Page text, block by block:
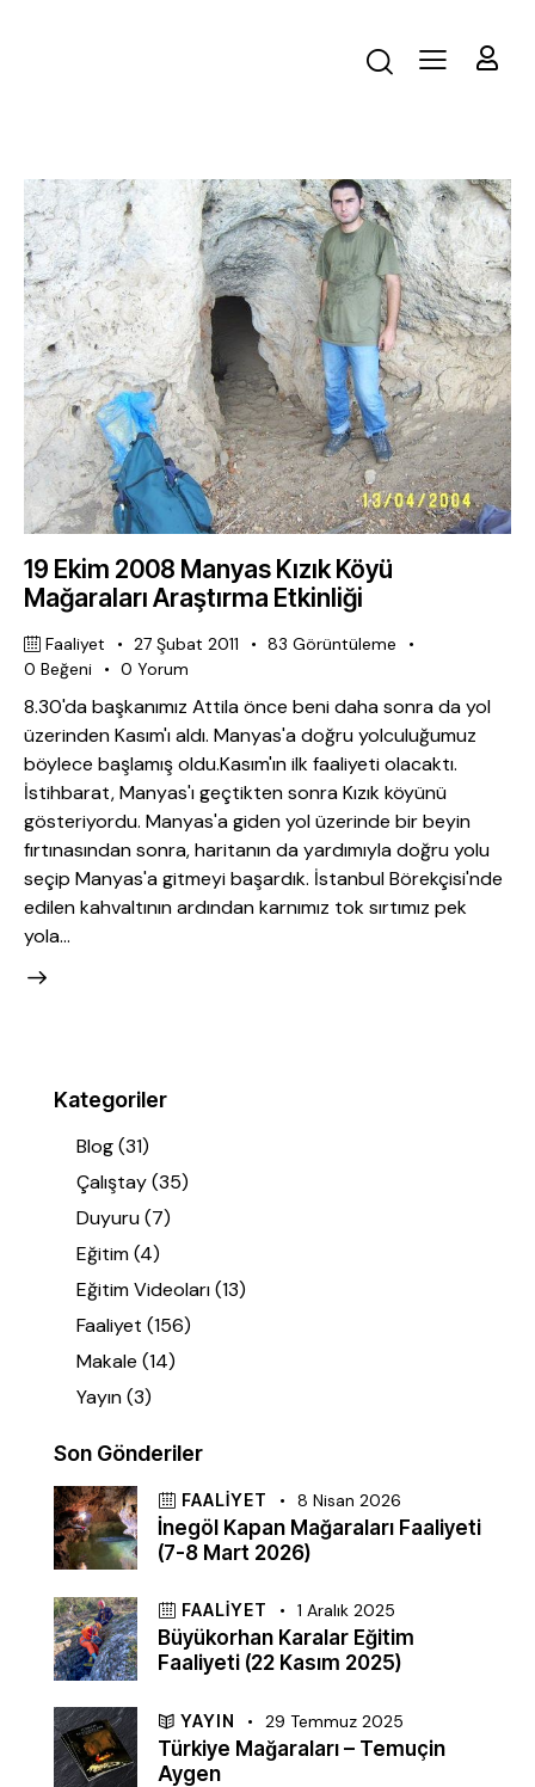
19 Ekim 2008 Manyas Kızık Köyü
Mağaraları Araştırma Etkinliği
Faaliyet 27 Şubat 2011 83 Görüntüleme
0 Beğeni 0 Yorum
8.30'da başkanımız Attila önce beni daha sonra da yol
üzerinden Kasım'ı aldı. Manyas'a doğru yolculuğumuz
böylece başlamış oldu.Kasım'ın ilk faaliyeti olacaktı.
İstihbarat, Manyas'ı geçtikten sonra Kızık köyünü
gösteriyordu. Manyas'a giden yol üzerinde bir beyin
fırtınasından sonra, haritanın da yardımıyla doğru yolu
seçip Manyas'a gitmeyi başardık. İstanbul Börekçisi'nde
edilen kahvaltının ardından karnımız tok sırtımız pek
yola…
Kategoriler
Blog(31)
Çalıştay(35)
Duyuru(7)
Eğitim(4)
Eğitim Videoları(13)
Faaliyet (156)
Makale (14)
Yayın(3)
Son Gönderiler
FAALIYET 8 Nisan 2026
İnegöl Kapan Mağaraları Faaliyeti
(7-8 Mart 2026)
FAALIYET 1 Aralık 2025
Büyükorhan Karalar Eğitim
Faaliyeti (22 Kasım 2025)
YAYIN 29 Temmuz 2025
Türkiye Mağaraları – Temuçin
Aygen